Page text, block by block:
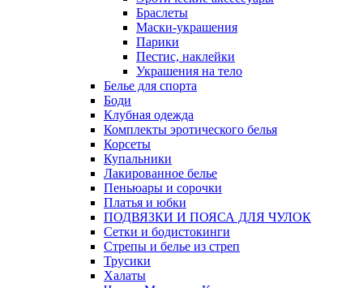
Браслеты
Маски-украшения
Парики
Пестис, наклейки
Украшения на тело
Белье для спорта
Боди
Клубная одежда
Комплекты эротического белья
Корсеты
Купальники
Лакированное белье
Пеньюары и сорочки
Платья и юбки
ПОДВЯЗКИ И ПОЯСА ДЛЯ ЧУЛОК
Сетки и бодистокинги
Стрепы и белье из стреп
Трусики
Халаты